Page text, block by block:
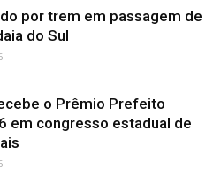
por trem em passagem de
do Sul
o Prêmio Prefeito
em congresso estadual de